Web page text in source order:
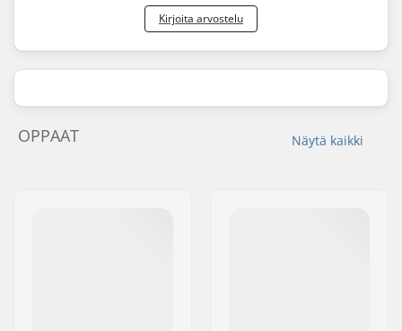
Kirjoita arvostelu
Näytä kaikki
OPPAAT